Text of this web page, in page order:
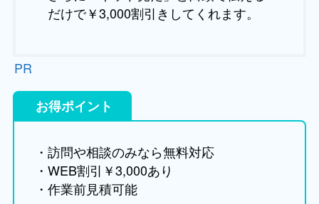
だけで￥3,000割引きしてくれます。
PR
お得ポイント
・訪問や相談のみなら無料対応
・WEB割引￥3,000あり
・作業前見積可能